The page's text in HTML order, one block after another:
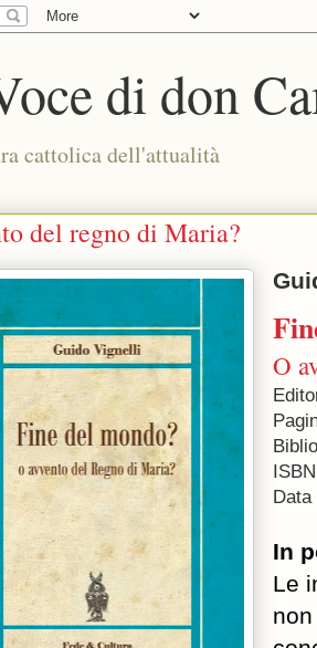
di don
cattolica dell'attualità
del regno di Maria?
O
In
Le